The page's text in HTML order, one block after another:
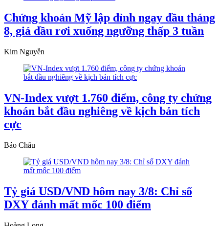
Chứng khoán Mỹ lập đỉnh ngay đầu tháng
8, giá dầu rơi xuống ngưỡng thấp 3 tuần
Kim Nguyễn
VN-Index vượt 1.760 điểm, công ty chứng
khoán bắt đầu nghiêng về kịch bản tích
cực
Bảo Châu
Tỷ giá USD/VND hôm nay 3/8: Chỉ số
DXY đánh mất mốc 100 điểm